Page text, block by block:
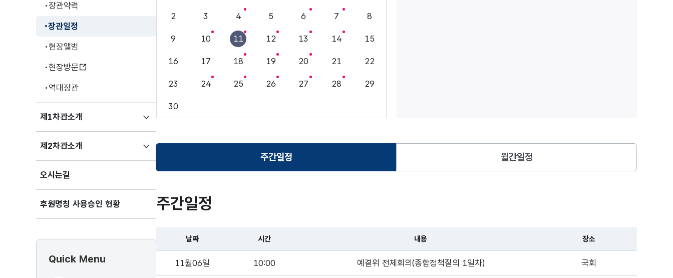
장관약력
장관일정
현장앨범
현장방문
역대장관
제1차관소개
펼치기
제2차관소개
펼치기
오시는길
후원명칭 사용승인 현황
Quick Menu
2 3 4 5 6 7 8
9 10 11 12 13 14 15
16 17 18 19 20 21 22
23 24 25 26 27 28 29
30
주간일정
선택됨 월간일정
주간일정
날짜 시간 내용 장소
11월06일 10:00 예결위 전체회의(종합정책질의 1일차) 국회